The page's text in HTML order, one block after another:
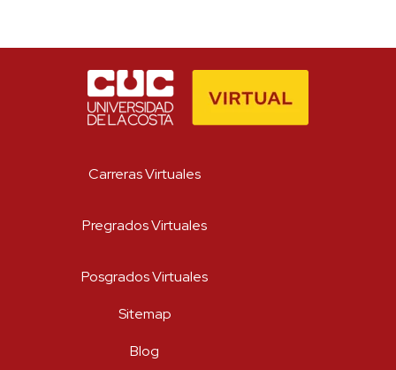
Carreras Virtuales
Pregrados Virtuales
Posgrados Virtuales
Sitemap
Blog